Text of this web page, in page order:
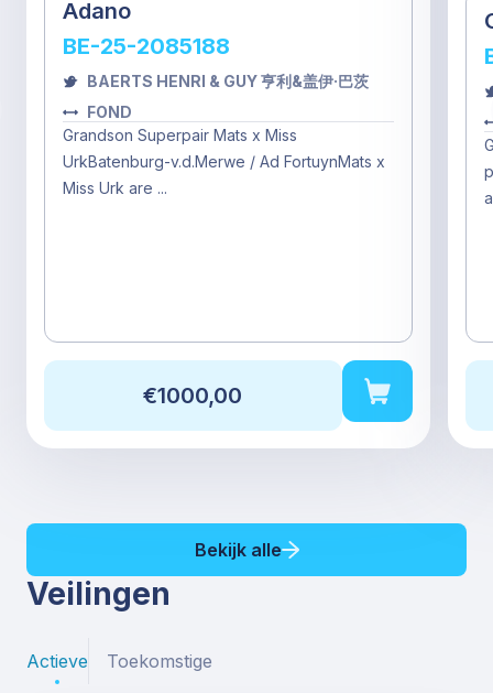
Adano
BE-25-2085188
BAERTS HENRI & GUY 亨利&盖伊·巴茨
FOND
Grandson Superpair Mats x Miss
UrkBatenburg-v.d.Merwe / Ad FortuynMats x
Miss Urk are ...
€1000,00
Bekijk alle
Veilingen
Actieve Toekomstige